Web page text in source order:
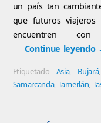
un país tan
que futuros
encuentren
Continue leyendo
Etiquetado Asia, Bujará
Samarcanda, Tamerlán,